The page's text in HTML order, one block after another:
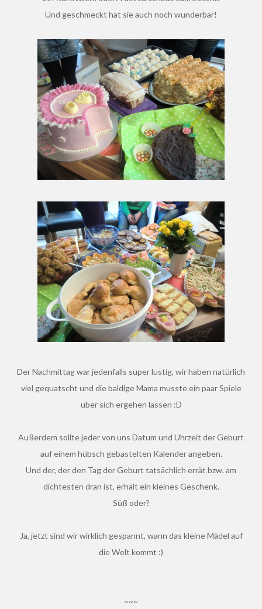
Und geschmeckt hat sie auch noch wunderbar!
Der Nachmittag war jedenfalls super lustig, wir haben natürlich
viel gequatscht und die baldige Mama musste ein paar Spiele
über sich ergehen lassen :D
Außerdem sollte jeder von uns Datum und Uhrzeit der Geburt
auf einem hübsch gebastelten Kalender angeben.
Und der, der den Tag der Geburt tatsächlich errät bzw. am
dichtesten dran ist, erhält ein kleines Geschenk.
Süß oder?
Ja, jetzt sind wir wirklich gespannt, wann das kleine Mädel auf
die Welt kommt :)
~~~